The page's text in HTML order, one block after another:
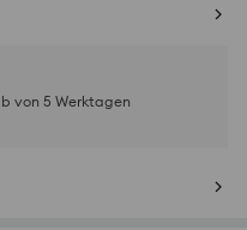
von 5 Werktagen